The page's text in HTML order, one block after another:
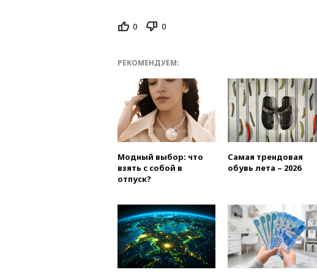
0 0
РЕКОМЕНДУЕМ:
Модный выбор: что
взять с собой в
отпуск?
Самая трендовая
обувь лета – 2026